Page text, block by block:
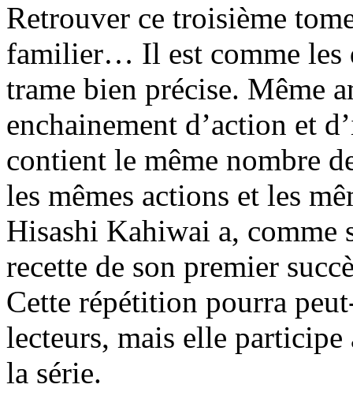
Retrouver ce troisième
familier… Il est comme les
trame bien précise. Même
enchainement d’action et
contient le même nombre
les mêmes actions et les
Hisashi Kahiwai a, comme
recette de son premier
Cette répétition pourra
lecteurs, mais elle participe
la série.